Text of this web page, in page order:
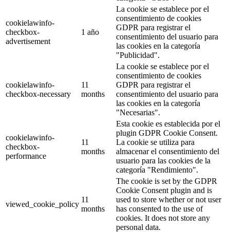
cookielawinfo-
checkbox-
advertisement
1 año
La cookie se establece por el
consentimiento de cookies
GDPR para registrar el
consentimiento del usuario para
las cookies en la categoría
"Publicidad".
cookielawinfo-
checkbox-necessary
11
months
La cookie se establece por el
consentimiento de cookies
GDPR para registrar el
consentimiento del usuario para
las cookies en la categoría
"Necesarias".
cookielawinfo-
checkbox-
performance
11
months
Esta cookie es establecida por el
plugin GDPR Cookie Consent.
La cookie se utiliza para
almacenar el consentimiento del
usuario para las cookies de la
categoría "Rendimiento".
viewed_cookie_policy
11
months
The cookie is set by the GDPR
Cookie Consent plugin and is
used to store whether or not user
has consented to the use of
cookies. It does not store any
personal data.